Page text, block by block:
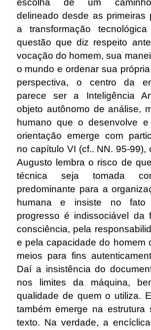
escolha de um
delineado desde as primeiras
a transformação
questão que diz respeito
vocação do homem, sua
o mundo e ordenar sua
perspectiva, o centro da
parece ser a Inteligência
objeto autônomo de análise,
humano que o desenvolve
orientação emerge com
no capítulo VI (cf.. NN. 95-99),
Augusto lembra o risco de
técnica seja tomada
predominante para a
humana e insiste no
progresso é indissociável da
consciência, pela
e pela capacidade do homem
meios para fins
Daí a insistência do
nos limites da máquina,
qualidade de quem o utiliza.
também emerge na estrutura
texto. Na verdade, a